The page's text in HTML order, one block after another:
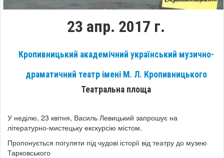
23 апр. 2017 г.
Кропивницький академічний український музично-
драматичний театр імені М. Л. Кропивницького
Театральна площа
У неділю, 23 квітня, Василь Левицький запрошує на
літературно-мистецьку екскурсію містом.
Пропонується погуляти під чудові історії від театру до музею
Тарковського